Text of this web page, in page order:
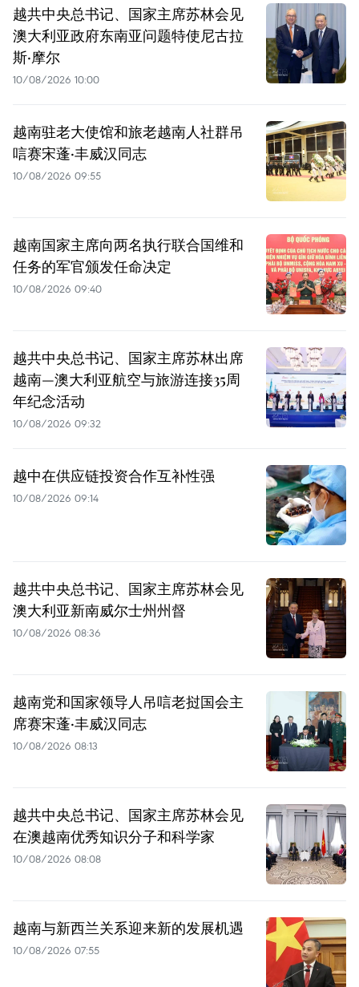
越共中央总书记、国家主席苏林会见
澳大利亚政府东南亚问题特使尼古拉
斯·摩尔
10/08/2026 10:00
越南驻老大使馆和旅老越南人社群吊
唁赛宋蓬·丰威汉同志
10/08/2026 09:55
越南国家主席向两名执行联合国维和
任务的军官颁发任命决定
10/08/2026 09:40
越共中央总书记、国家主席苏林出席
越南—澳大利亚航空与旅游连接35周
年纪念活动
10/08/2026 09:32
越中在供应链投资合作互补性强
10/08/2026 09:14
越共中央总书记、国家主席苏林会见
澳大利亚新南威尔士州州督
10/08/2026 08:36
越南党和国家领导人吊唁老挝国会主
席赛宋蓬·丰威汉同志
10/08/2026 08:13
越共中央总书记、国家主席苏林会见
在澳越南优秀知识分子和科学家
10/08/2026 08:08
越南与新西兰关系迎来新的发展机遇
10/08/2026 07:55